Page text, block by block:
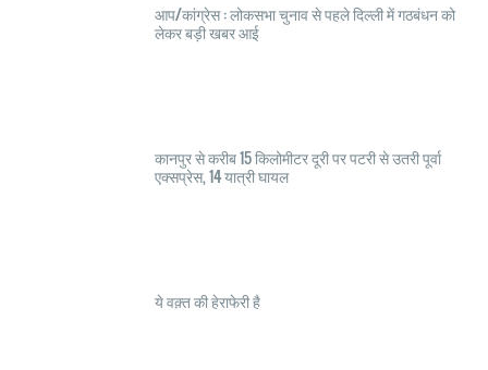
आप/कांग्रेस : लोकसभा चुनाव से पहले दिल्ली में गठबंधन को
लेकर बड़ी खबर आई
कानपुर से करीब 15 किलोमीटर दूरी पर पटरी से उतरी पूर्वा
एक्सप्रेस, 14 यात्री घायल
ये वक़्त की हेराफेरी है